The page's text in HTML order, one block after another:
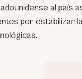
al país
por estabilizar